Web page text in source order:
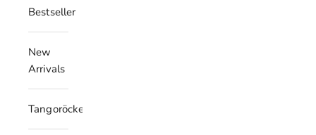
Bestseller
New
Arrivals
Tangoröcke